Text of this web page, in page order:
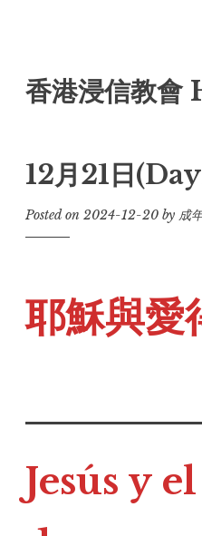
to
香港浸信教會
12月21日
Posted on 2024-12-20 by 成
耶穌與愛
Jesús y